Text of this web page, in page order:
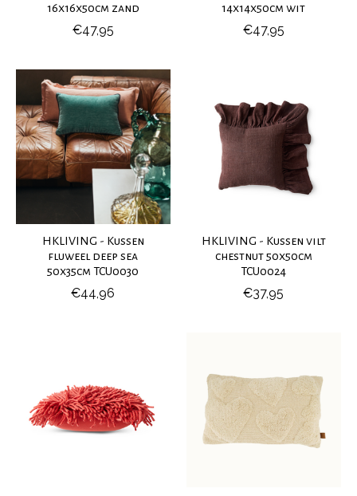
16x16x50cm zand
€47,95
14x14x50cm wit
€47,95
HKLIVING - Kussen
fluweel deep sea
50x35cm TCU0030
€44,96
HKLIVING - Kussen vilt
chestnut 50x50cm
TCU0024
€37,95